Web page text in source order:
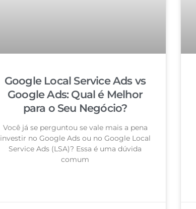
Google Local Service Ads vs
Google Ads: Qual é Melhor
para o Seu Negócio?
Você já se perguntou se vale mais a pena
investir no Google Ads ou no Google Local
Service Ads (LSA)? Essa é uma dúvida
comum